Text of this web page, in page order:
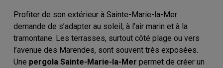
Profiter de son extérieur à Sainte-Marie-la-Mer
demande de s’adapter au soleil, à l’air marin et à la
tramontane. Les terrasses, surtout côté plage ou vers
l’avenue des Marendes, sont souvent très exposées.
Une pergola Sainte-Marie-la-Mer permet de créer un